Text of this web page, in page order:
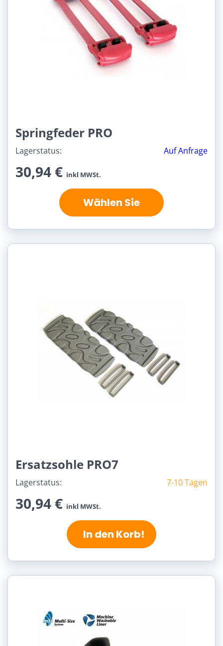
Springfeder PRO
Lagerstatus: Auf Anfrage
30,94 € inkl MWSt.
Wählen Sie
Ersatzsohle PRO7
Lagerstatus: 7-10 Tagen
30,94 € inkl MWSt.
In den Korb!